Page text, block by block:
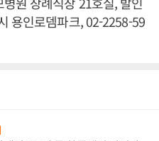
용인로뎀파크, 02-2258-59